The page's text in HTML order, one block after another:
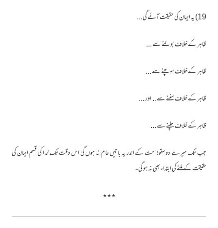
19) یہ ایمان کی حقیقت آئے گی...
ظاہر کے خلاف بولنے سے ...
ظاہر کے خلاف سوچنے سے ...
ظاہر کے خلاف سننے سے. . اور ...
ظاہر کے خلاف چلنے سے ...
جب تک میرے دوستو! امت کے اندر یہ باتیں عام نہ ہوں گی اس وقت تک خدا کی قسم ایمان کی
حقیقت کے ملنے کی ابتداء بھی نہ ہو گی۔
٭٭٭